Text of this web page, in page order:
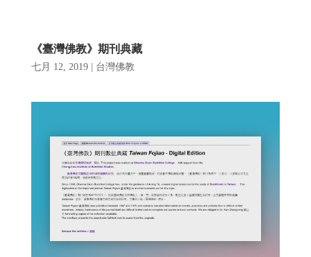
《臺灣佛教》期刊典藏
七月 12, 2019| 台灣佛教